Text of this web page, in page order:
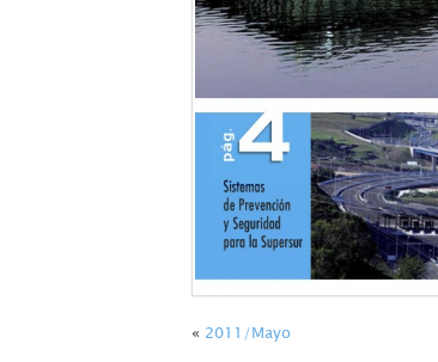
« 2011/Mayo